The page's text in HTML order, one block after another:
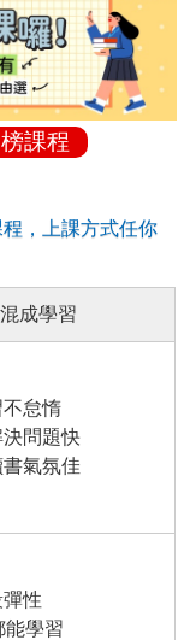
課程
程，上課方式任你
成學習
不怠惰
問題快
氣氛佳
性
能學習